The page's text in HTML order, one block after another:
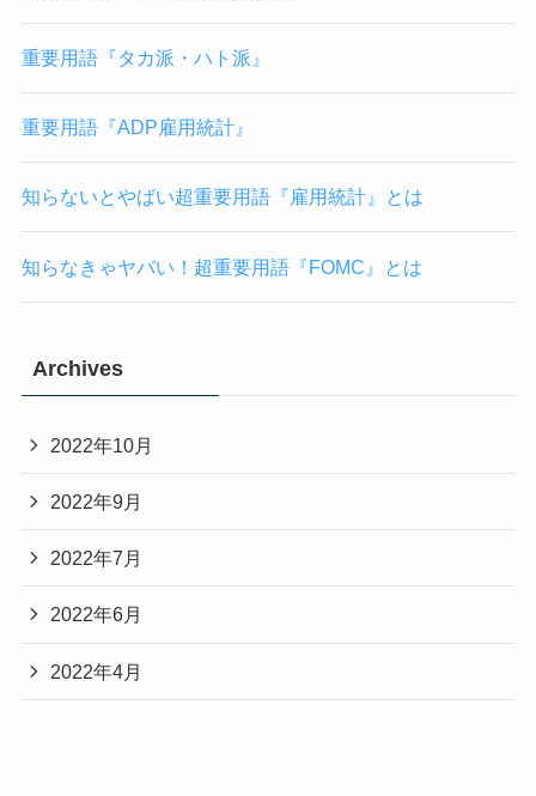
重要用語『タカ派・ハト派』
重要用語『ADP雇用統計』
知らないとやばい超重要用語『雇用統計』とは
知らなきゃヤバい！超重要用語『FOMC』とは
Archives
2022年10月
2022年9月
2022年7月
2022年6月
2022年4月